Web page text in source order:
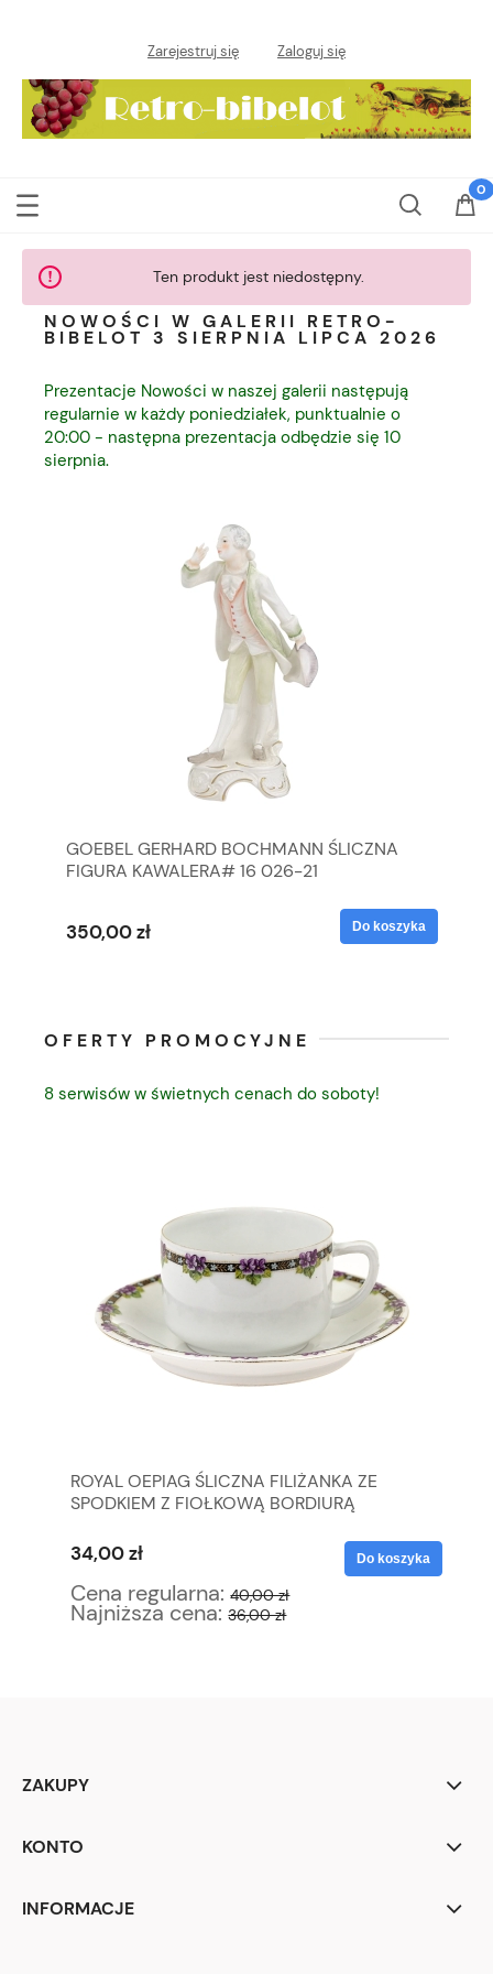
Zarejestruj się Zaloguj się
Ten produkt jest niedostępny.
NOWOŚCI W GALERII RETRO-
BIBELOT 3 SIERPNIA LIPCA 2026
Prezentacje Nowości w naszej galerii następują
regularnie w każdy poniedziałek, punktualnie o
20:00 - następna prezentacja odbędzie się 10
sierpnia.
GOEBEL GERHARD BOCHMANN ŚLICZNA
FIGURA KAWALERA# 16 026-21
350,00 zł Do koszyka
OFERTY PROMOCYJNE
8 serwisów w świetnych cenach do soboty!
ROYAL OEPIAG ŚLICZNA FILIŻANKA ZE
SPODKIEM Z FIOŁKOWĄ BORDIURĄ
34,00 zł
Cena regularna: 40,00 zł
Najniższa cena: 36,00 zł
Do koszyka
ZAKUPY
KONTO
INFORMACJE